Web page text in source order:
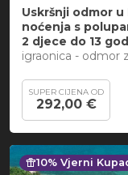
Uskršnji odmor
noćenja s
2 djece do 13
igraonica - odmor
SUPER CIJENA OD
292,00 €
featured_seasonal_and_gifts10% Vjerni